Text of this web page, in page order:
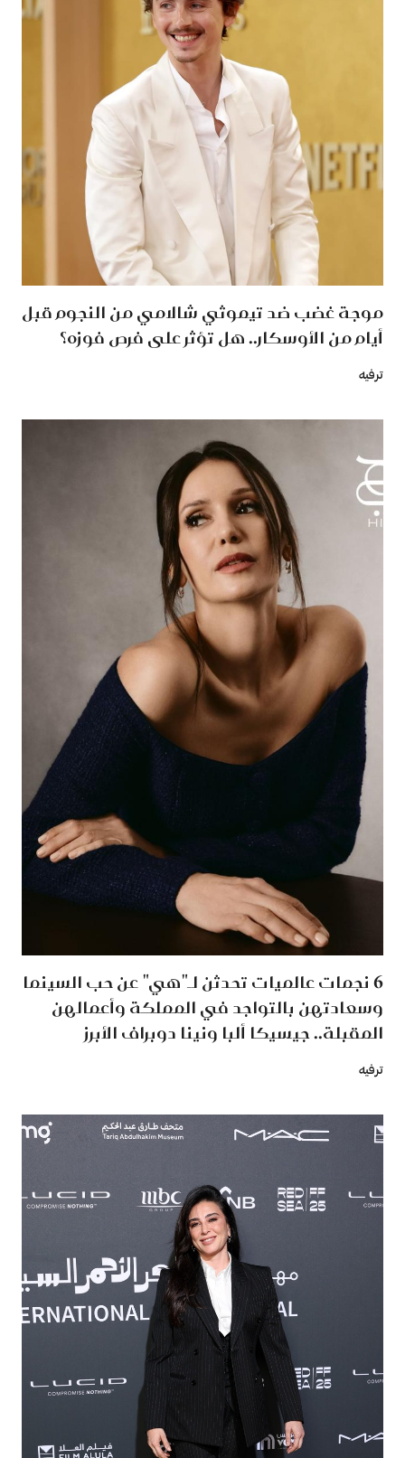
موجة غضب ضد تيموثي شالامي من النجوم قبل
أيام من الأوسكار.. هل تؤثر على فرص فوزه؟
ترفيه
6 نجمات عالميات تحدثن لـ"هي" عن حب السينما
وسعادتهن بالتواجد في المملكة وأعمالهن
المقبلة.. جيسيكا ألبا ونينا دوبراف الأبرز
ترفيه